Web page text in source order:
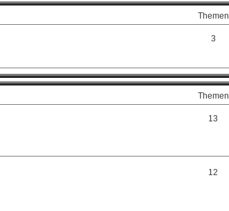
Themen
3
Themen
13
12